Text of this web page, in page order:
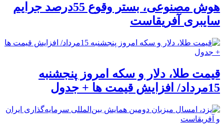
هوش مصنوعی، بستر وقوع 55درصد جرایم
سایبری آفریقاست
قیمت طلا، دلار و سکه امروز پنجشنبه
15مرداد/ افزایش قیمت ها + جدول